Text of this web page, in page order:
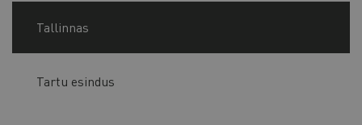
Tallinnas
Tartu esindus